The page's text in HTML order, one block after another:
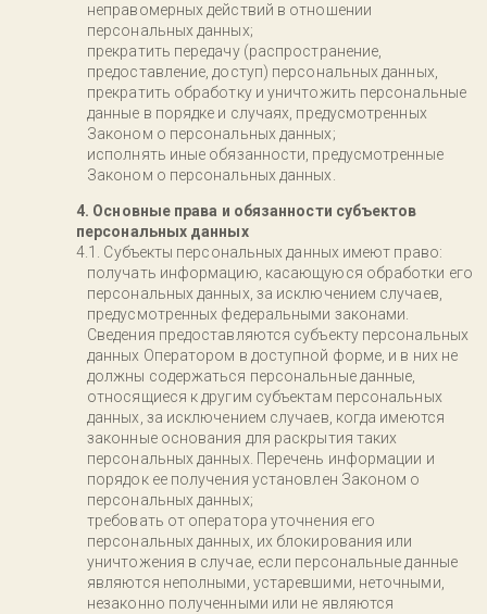
неправомерных действий в отношении
персональных данных;
прекратить передачу (распространение,
предоставление, доступ) персональных данных,
прекратить обработку и уничтожить персональные
данные в порядке и случаях, предусмотренных
Законом о персональных данных;
исполнять иные обязанности, предусмотренные
Законом о персональных данных.
4. Основные права и обязанности субъектов
персональных данных
Субъекты персональных данных имеют право:
получать информацию, касающуюся обработки его
персональных данных, за исключением случаев,
предусмотренных федеральными законами.
Сведения предоставляются субъекту персональных
данных Оператором в доступной форме, и в них не
должны содержаться персональные данные,
относящиеся к другим субъектам персональных
данных, за исключением случаев, когда имеются
законные основания для раскрытия таких
персональных данных. Перечень информации и
порядок ее получения установлен Законом о
персональных данных;
требовать от оператора уточнения его
персональных данных, их блокирования или
уничтожения в случае, если персональные данные
являются неполными, устаревшими, неточными,
незаконно полученными или не являются